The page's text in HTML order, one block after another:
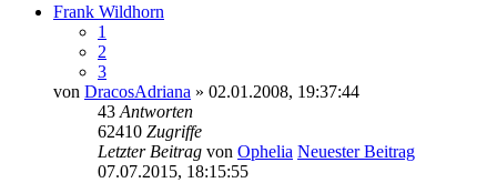
Frank Wildhorn
1
2
3
von DracosAdriana » 02.01.2008, 19:37:44
43 Antworten
62410 Zugriffe
Letzter Beitrag von Ophelia Neuester Beitrag
07.07.2015, 18:15:55